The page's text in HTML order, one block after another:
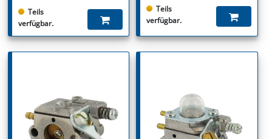
Teils
verfügbar.
Teils
verfügbar.